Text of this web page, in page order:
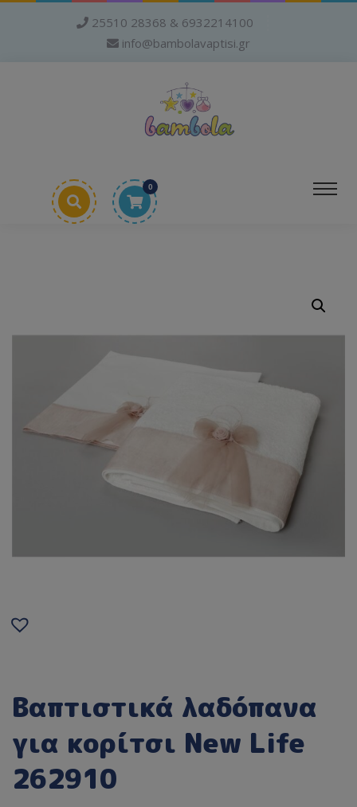
25510 28368 & 6932214100
info@bambolavaptisi.gr
0
Βαπτιστικά λαδόπανα
για κορίτσι New Life
262910